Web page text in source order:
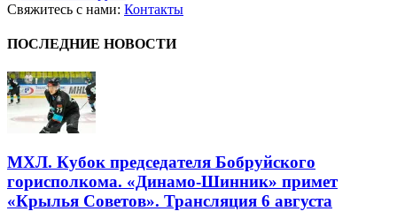
Свяжитесь с нами: Контакты
ПОСЛЕДНИЕ НОВОСТИ
МХЛ. Кубок председателя Бобруйского
горисполкома. «Динамо-Шинник» примет
«Крылья Советов». Трансляция 6 августа